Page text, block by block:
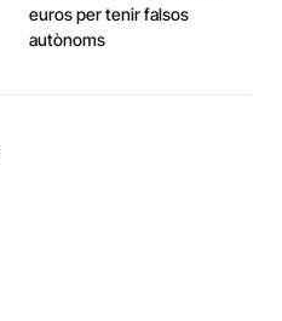
euros per tenir falsos
autònoms